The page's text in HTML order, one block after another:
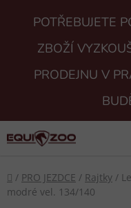
POTŘEBUJETE
ZBOŽÍ
PRODEJNU V
Domů
/ PRO JEZDCE / Rajtky /
modré vel. 134/140